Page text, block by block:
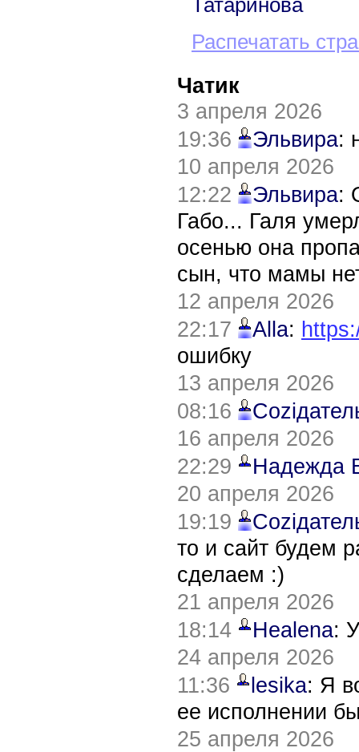
Татаринова
Распечатать
Чатик
3 апреля 2026
19:36
Эльвира:
10 апреля 2026
12:22
Эльвира:
Габо... Галя
осенью она
сын, что мамы
12 апреля 2026
22:17
Alla:
ошибку
13 апреля 2026
08:16
16 апреля 2026
22:29
Надежда
20 апреля 2026
19:19
то и сайт будем
сделаем :)
21 апреля 2026
18:14
Healena:
24 апреля 2026
11:36
lesika: Я
ее исполнении
25 апреля 2026